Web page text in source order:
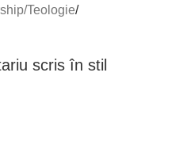
Teologie/
scris în stil